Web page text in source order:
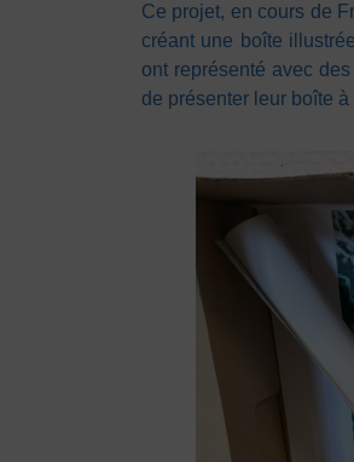
Ce projet, en cours de
créant une boîte
ont représenté avec
de présenter leur boîte à